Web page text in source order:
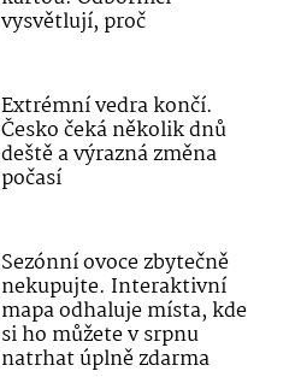
vysvětlují, proč
Extrémní vedra končí.
Česko čeká několik dnů
deště a výrazná změna
počasí
Sezónní ovoce zbytečně
nekupujte. Interaktivní
mapa odhaluje místa, kde
si ho můžete v srpnu
natrhat úplně zdarma